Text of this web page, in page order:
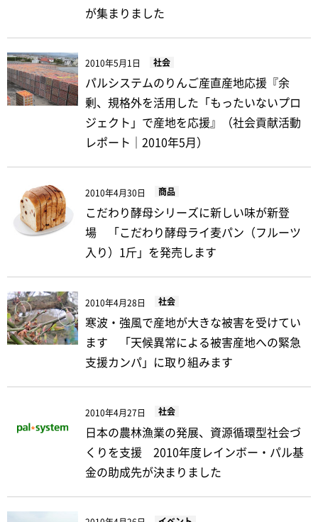
が集まりました
2010年5月1日 社会
パルシステムのりんご産直産地応援『余
剰、規格外を活用した「もったいないプロ
ジェクト」で産地を応援』（社会貢献活動
レポート｜2010年5月）
2010年4月30日 商品
こだわり酵母シリーズに新しい味が新登
場 「こだわり酵母ライ麦パン（フルーツ
入り）1斤」を発売します
2010年4月28日 社会
寒波・強風で産地が大きな被害を受けてい
ます 「天候異常による被害産地への緊急
支援カンパ」に取り組みます
2010年4月27日 社会
日本の農林漁業の発展、資源循環型社会づ
くりを支援 2010年度レインボー・パル基
金の助成先が決まりました